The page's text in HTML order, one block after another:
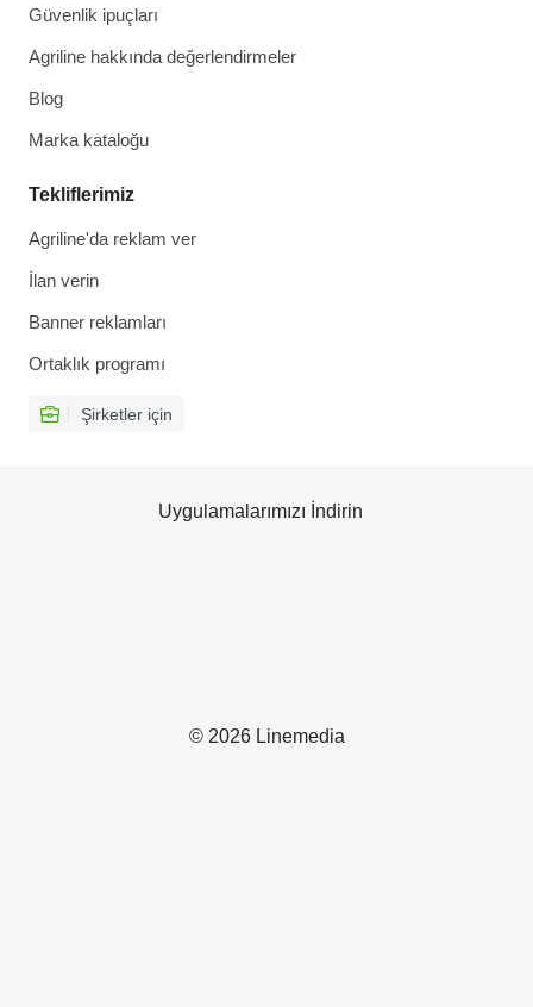
Güvenlik ipuçları
Agriline hakkında değerlendirmeler
Blog
Marka kataloğu
Tekliflerimiz
Agriline'da reklam ver
İlan verin
Banner reklamları
Ortaklık programı
Şirketler için
© 2026 Linemedia
Uygulamalarımızı İndirin